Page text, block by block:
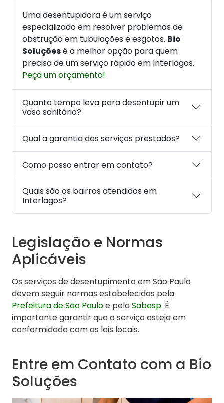
Uma desentupidora é um serviço
especializado em resolver problemas de
obstrução em tubulações e esgotos. Bio
Soluçõesé a melhor opção para quem
precisa de um serviço rápido em Interlagos.
Peça um orçamento!
Quanto tempo leva para desentupir um
vaso sanitário?
Qual a garantia dos serviços prestados?
Como posso entrar em contato?
Quais são os bairros atendidos em
Interlagos?
Legislação e Normas
Aplicáveis
Os serviços de desentupimento em São Paulo
devem seguir normas estabelecidas pela
Prefeitura de São Pauloe pelaSabesp. É
importante garantir que o serviço esteja em
conformidade com as leis locais.
Entre em Contato com a Bio
Soluções